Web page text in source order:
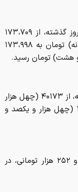
یورو حواله‌ای امروز با افزایش نسبت به روز گذشته، از ۱۷۳،۷۰۹
(یکصد و هفتاد و سه هزار و هفتصد و نه) تومان به ۱۷۳،۹۹۸
هشت) تومان رسید.
درهم حواله با افزایش نسبت به روز گذشته، از ۴۰۱۷۳ (چهل هزار
و یکصد و هفتاد و سه) تومان به ۴۰۱۹۷ (چهل هزار و یکصد و
سکه امامی امروز با کاهش یک میلیون و ۲۵۲ هزار تومانی، در